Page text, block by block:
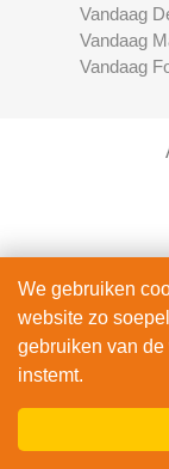
Vandaag
Vandaag
Vandaag
We gebruiken
website zo
gebruiken van
instemt.